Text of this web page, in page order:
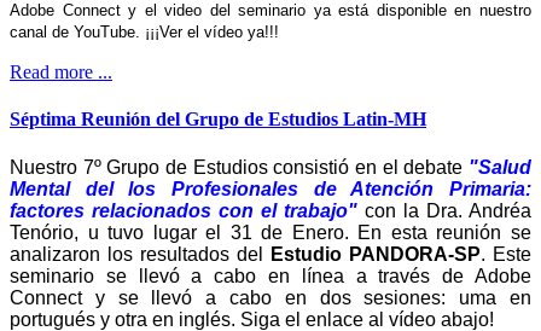
Adobe Connect y el video del seminario ya está disponible en nuestro
canal de YouTube. ¡¡¡Ver el vídeo ya!!!
Read more ...
Séptima Reunión del Grupo de Estudios Latin-MH
Nuestro 7º Grupo de Estudios consistió en el debate "Salud
Mental del los Profesionales de Atención Primaria:
factores relacionados con el trabajo" con la Dra. Andréa
Tenório, u tuvo lugar el 31 de Enero. En esta reunión se
analizaron los resultados del
Estudio PANDORA-SP. Este
seminario se llevó a cabo en línea a través de Adobe
Connect y se llevó a cabo en dos sesiones: uma en
portugués y otra en inglés. Siga el enlace al vídeo abajo!